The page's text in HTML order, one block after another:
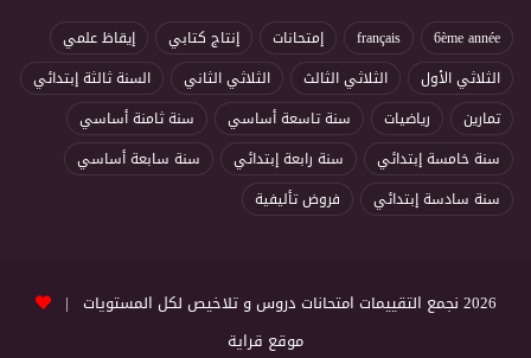
6ème année
français إمتحانات إنتاج كتابي
إيقاظ علمي
الثلاثي الأول
الثلاثي الثالث الثلاثي الثاني
السنة ثالثة إبتدائي
تمارين
رياضيات سنة تاسعة أساسي
سنة ثامنة أساسي
سنة خامسة إبتدائي
سنة رابعة إبتدائي
سنة سابعة أساسي
سنة سادسة إبتدائي
فروض تأليفية
2026 نجمع التقييمات امتحانات دروس و تلاخيص لكل المستويات |
موقع قراية